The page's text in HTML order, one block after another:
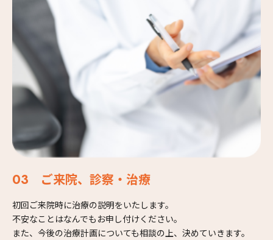
ご来院、診察・治療
初回ご来院時に治療の説明をいたします。
不安なことはなんでもお申し付けください。
また、今後の治療計画についても相談の上、決めていきます。